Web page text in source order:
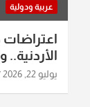
عربية ودولية
يوليو 22, 2026